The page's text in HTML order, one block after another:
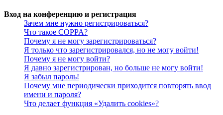
Вход на конференцию и регистрация
Зачем мне нужно регистрироваться?
Что такое COPPA?
Почему я не могу зарегистрироваться?
Я только что зарегистрировался, но не могу войти!
Почему я не могу войти?
Я давно зарегистрирован, но больше не могу войти!
Я забыл пароль!
Почему мне периодически приходится повторять ввод
имени и пароля?
Что делает функция «Удалить cookies»?